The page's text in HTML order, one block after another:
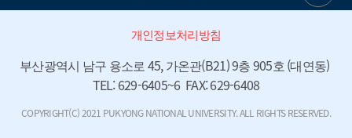
개인정보처리방침
부산광역시 남구 용소로 45, 가온관(B21) 9층 905호 (대연동)
TEL: 629-6405~6  FAX: 629-6408
COPYRIGHT(C) 2021 PUKYONG NATIONAL UNIVERSITY. ALL RIGHTS RESERVED.